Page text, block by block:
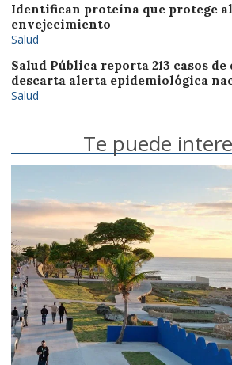
Identifican proteína que protege
envejecimiento
Salud
Salud Pública reporta 213 casos de
descarta alerta epidemiológica
Salud
Te puede